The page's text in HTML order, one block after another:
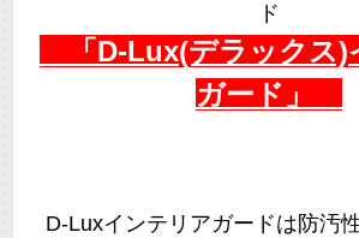
ド
「D-Lux(デラックス)
ガード」
D-Luxインテリアガードは防汚